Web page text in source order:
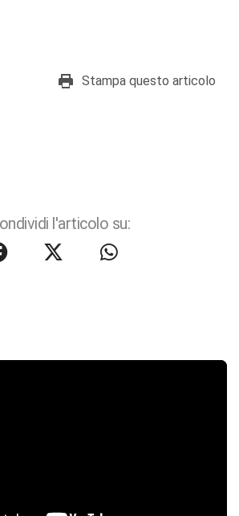
Stampa questo articolo
l'articolo su: